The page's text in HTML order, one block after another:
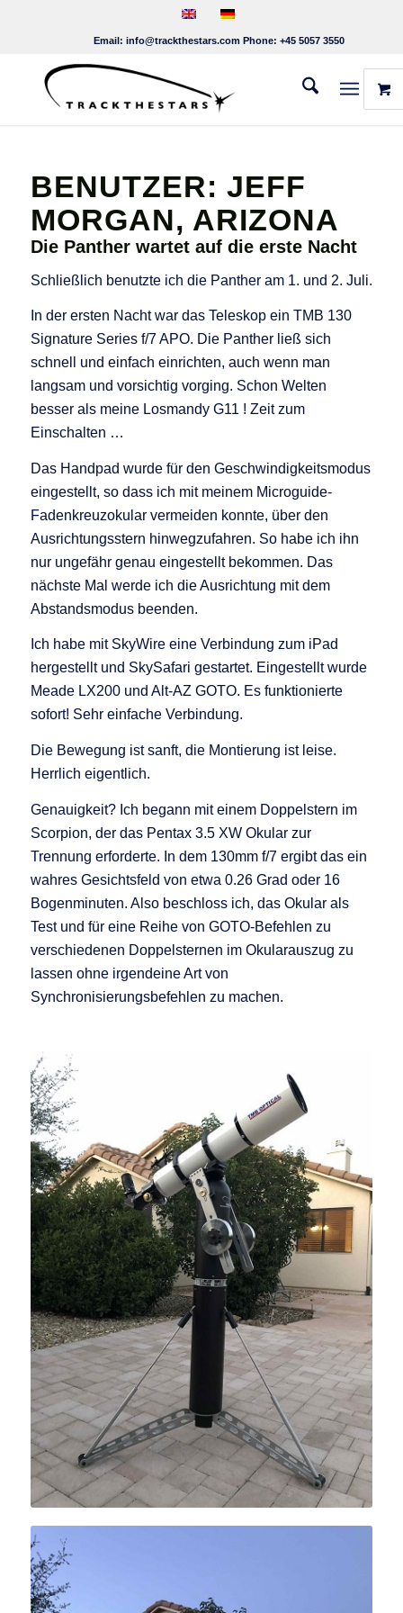
Email: info@trackthestars.com Phone: +45 5057 3550
BENUTZER: JEFF
MORGAN, ARIZONA
Die Panther wartet auf die erste Nacht
Schließlich benutzte ich die Panther am 1. und 2. Juli.
In der ersten Nacht war das Teleskop ein TMB 130
Signature Series f/7 APO. Die Panther ließ sich
schnell und einfach einrichten, auch wenn man
langsam und vorsichtig vorging. Schon Welten
besser als meine Losmandy G11 ! Zeit zum
Einschalten …
Das Handpad wurde für den Geschwindigkeitsmodus
eingestellt, so dass ich mit meinem Microguide-
Fadenkreuzokular vermeiden konnte, über den
Ausrichtungsstern hinwegzufahren. So habe ich ihn
nur ungefähr genau eingestellt bekommen. Das
nächste Mal werde ich die Ausrichtung mit dem
Abstandsmodus beenden.
Ich habe mit SkyWire eine Verbindung zum iPad
hergestellt und SkySafari gestartet. Eingestellt wurde
Meade LX200 und Alt-AZ GOTO. Es funktionierte
sofort! Sehr einfache Verbindung.
Die Bewegung ist sanft, die Montierung ist leise.
Herrlich eigentlich.
Genauigkeit? Ich begann mit einem Doppelstern im
Scorpion, der das Pentax 3.5 XW Okular zur
Trennung erforderte. In dem 130mm f/7 ergibt das ein
wahres Gesichtsfeld von etwa 0.26 Grad oder 16
Bogenminuten. Also beschloss ich, das Okular als
Test und für eine Reihe von GOTO-Befehlen zu
verschiedenen Doppelsternen im Okularauszug zu
lassen ohne irgendeine Art von
Synchronisierungsbefehlen zu machen.